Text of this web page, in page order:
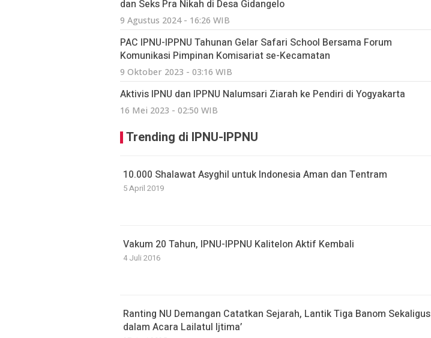
dan Seks Pra Nikah di Desa Gidangelo
9 Agustus 2024 - 16:26 WIB
PAC IPNU-IPPNU Tahunan Gelar Safari School Bersama Forum
Komunikasi Pimpinan Komisariat se-Kecamatan
9 Oktober 2023 - 03:16 WIB
Aktivis IPNU dan IPPNU Nalumsari Ziarah ke Pendiri di Yogyakarta
16 Mei 2023 - 02:50 WIB
Trending di IPNU-IPPNU
10.000 Shalawat Asyghil untuk Indonesia Aman dan Tentram
5 April 2019
Vakum 20 Tahun, IPNU-IPPNU Kalitelon Aktif Kembali
4 Juli 2016
Ranting NU Demangan Catatkan Sejarah, Lantik Tiga Banom Sekaligus
dalam Acara Lailatul Ijtima’